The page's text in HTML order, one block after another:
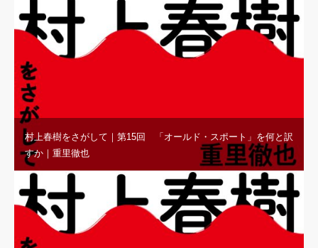
村上春樹をさがして｜第15回 「オールド・スポート」を何と訳
すか｜重里徹也